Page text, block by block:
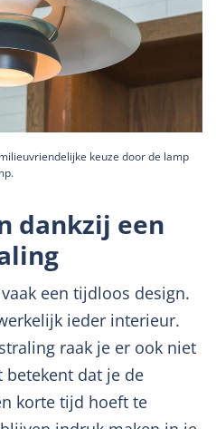
keuze door de lamp
dankzij een
een tijdloos design.
ieder interieur.
raak je er ook niet
betekent dat je de
korte tijd hoeft te